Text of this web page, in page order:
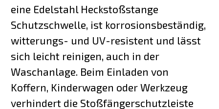
eine Edelstahl Heckstoßstange
Schutzschwelle, ist korrosionsbeständig,
witterungs- und UV-resistent und lässt
sich leicht reinigen, auch in der
Waschanlage. Beim Einladen von
Koffern, Kinderwagen oder Werkzeug
verhindert die Stoßfängerschutzleiste